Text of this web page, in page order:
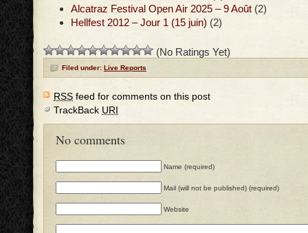
Alcatraz Festival Open Air 2025 – 9 Août (2)
Hellfest 2012 – Jour 1 (15 juin) (2)
(No Ratings Yet)
Filed under: Live Reports
RSS feed for comments on this post
TrackBack URI
No comments
Name (required)
Mail (will not be published) (required)
Website